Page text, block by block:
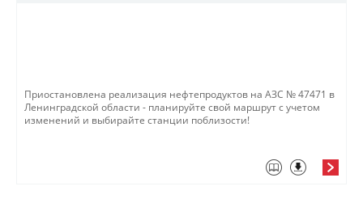
Приостановлена реализация нефтепродуктов на АЗС № 47471 в
Ленинградской области​ - планируйте свой маршрут с учетом
изменений и выбирайте станции поблизости!